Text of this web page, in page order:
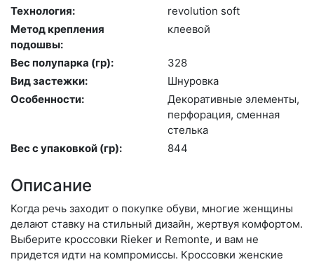
Технология:
re­volu­ti­on soft
Метод крепления
подошвы:
кле­евой
Вес полупарка (гр):
328
Вид застежки:
Шну­ров­ка
Особенности:
Де­кора­тив­ные эле­мен­ты,
пер­фо­рация, смен­ная
стель­ка
Вес с упаковкой (гр):
844
Описание
Когда речь заходит о покупке обуви, многие женщины
делают ставку на стильный дизайн, жертвуя комфортом.
Выберите крос­совки Rieker и Remonte, и вам не
придется идти на компромиссы. Кроссовки женские